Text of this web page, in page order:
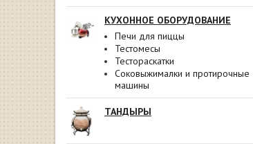
КУХОННОЕ ОБОРУДОВАНИЕ
Печи для пиццы
Тестомесы
Тестораскатки
Соковыжималки и протирочные
машины
ТАНДЫРЫ